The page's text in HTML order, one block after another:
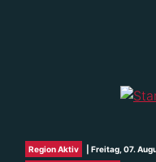
Region Aktiv
| Freitag, 07.